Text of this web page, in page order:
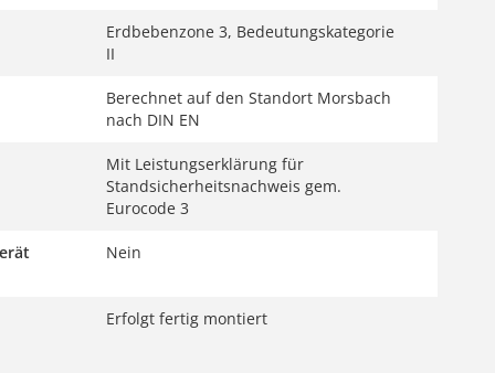
Erdbebenzone 3, Bedeutungskategorie
II
Berechnet auf den Standort Morsbach
nach DIN EN
Mit Leistungserklärung für
Standsicherheitsnachweis gem.
Eurocode 3
Nein
Erfolgt fertig montiert